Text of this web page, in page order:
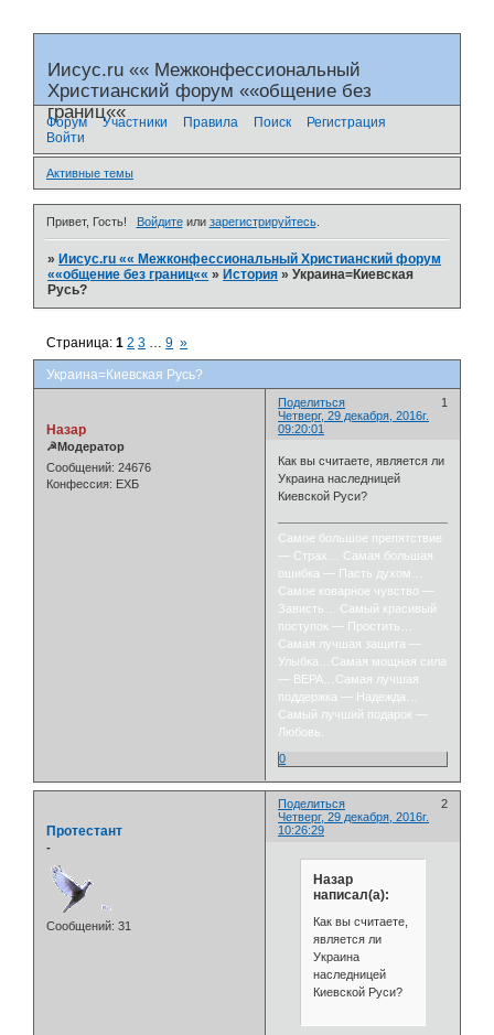
Иисус.ru «« Межконфессиональный
Христианский форум ««общение без
границ««
Форум Участники Правила Поиск
Регистрация
Войти
Активные темы
Привет, Гость! Войдитеили зарегистрируйтесь.
»Иисус.ru «« Межконфессиональный Христианский форум
««общение без границ«« »История »Украина=Киевская
Русь?
Украина=Киевская Русь?
Страница:1 2 3 … 9 »
Поделиться
1
Четверг, 29 декабря, 2016г.
09:20:01
Назар
☭Модератор
Сообщений: 24676
Конфессия: ЕХБ
Как вы считаете, является ли
Украина наследницей
Киевской Руси?
Самое большое препятствие
— Страх… Самая большая
ошибка — Пасть духом…
Самое коварное чувство —
Зависть… Самый красивый
поступок — Простить…
Самая лучшая защита —
Улыбка…Самая мощная сила
— ВЕРА…Самая лучшая
поддержка — Надежда…
Самый лучший подарок —
Любовь.
0
Поделиться
2
Четверг, 29 декабря, 2016г.
10:26:29
Протестант
-
Сообщений: 31
Назар
написал(а):
Как вы считаете,
является ли
Украина
наследницей
Киевской Руси?